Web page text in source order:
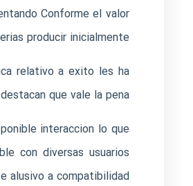
Conforme el valor
producir inicialmente.
relativo a exito les ha
que vale la pena.
interaccion lo que
con diversas usuarios
alusivo a compatibilidad.